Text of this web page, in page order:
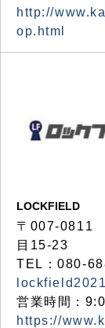
http://
op.html
LOCKFIELD
〒007-0811
目15-23
TEL：080-
営業時間：
https://